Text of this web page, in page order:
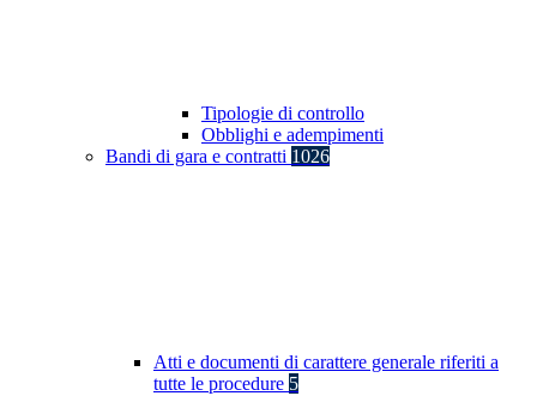
Tipologie di controllo
Obblighi e adempimenti
Bandi di gara e contratti 1026
Atti e documenti di carattere generale riferiti a
tutte le procedure 5